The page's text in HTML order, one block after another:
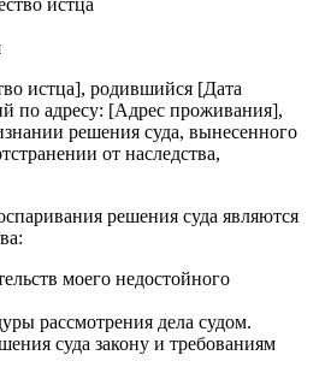
истца], родившийся [Дата
по адресу: [Адрес проживания],
решения суда, вынесенного
от наследства,
решения суда являются
моего недостойного
рассмотрения дела судом.
суда закону и требованиям